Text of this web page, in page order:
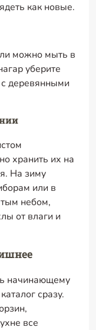
как новые.
можно мыть в
уберите
с деревянными
хранить их на
На зиму
или в
небом,
от влаги и
начинающему
сразу.
все